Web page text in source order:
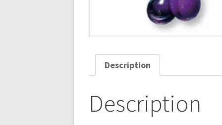
Description
Description